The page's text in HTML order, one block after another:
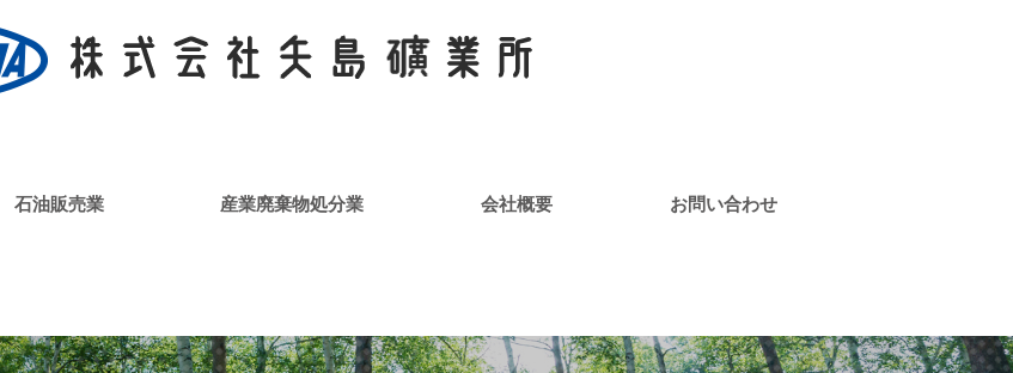
石油販売業 産業廃棄物処分業 会社概要 お問い合わせ